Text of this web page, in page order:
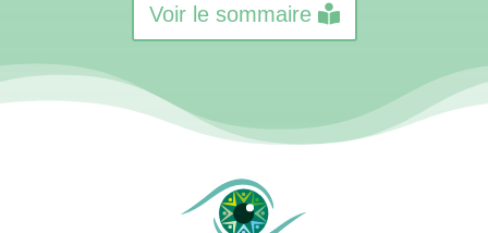
Voir le sommaire